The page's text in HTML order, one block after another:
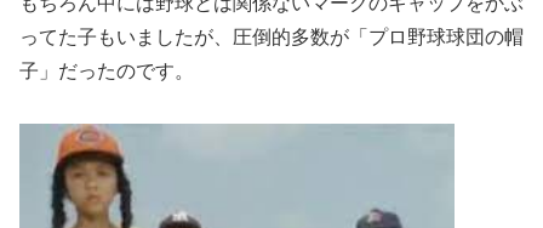
ってた子 もいましたが、圧倒的多数が「プロ野球球団の帽
子」 だったのです。